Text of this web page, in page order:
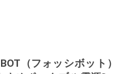
（フォッシボット）